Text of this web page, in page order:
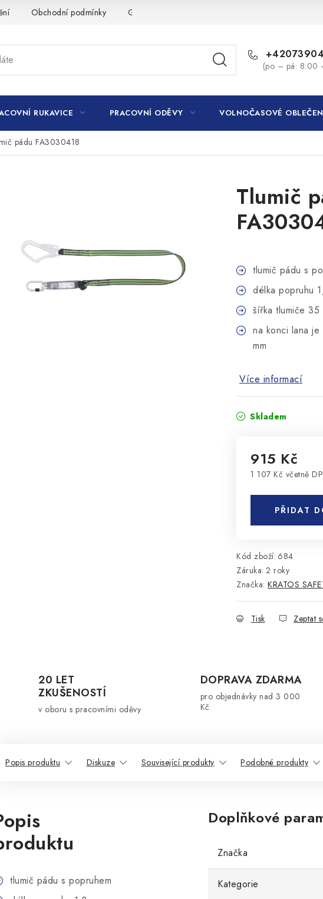
Obchodní podmínky GDPR
(po – pá: 8:00
RUKAVICE PRACOVNÍ ODĚVY VOLNOČASOVÉ
pádu FA3030418
Tlumič
tlumič pádu s
délka popruhu
šířka tlumiče 35
na konci lana
mm
Více informací
Skladem
915 Kč
1 107 Kč včetně
PŘIDAT
Kód zboží: 684
Záruka: 2 roky
Značka: KRATOS
Tisk Zeptat
20 LET
ZKUŠENOSTÍ
v oboru s pracovními oděvy
DOPRAVA ZDARMA
pro objednávky nad 3 000
Kč
Popis produktu Diskuze Související produkty Podobné produkty
tlumič pádu s popruhem
Doplňkové
Značka
Kategorie